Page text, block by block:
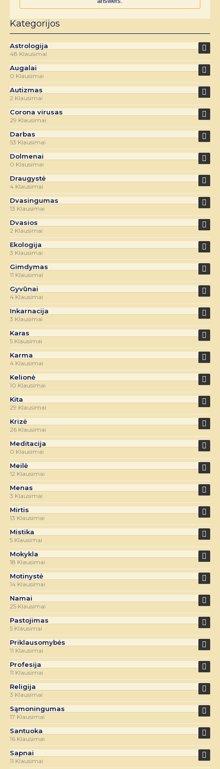
Kategorijos
Astrologija
48 Klausimai
Augalai
0 Klausimai
Autizmas
2 Klausimai
Corona virusas
29 Klausimai
Darbas
53 Klausimai
Dolmenai
0 Klausimai
Draugystė
4 Klausimai
Dvasingumas
13 Klausimai
Dvasios
2 Klausimai
Ekologija
3 Klausimai
Gimdymas
11 Klausimai
Gyvūnai
4 Klausimai
Inkarnacija
3 Klausimai
Karas
5 Klausimai
Karma
4 Klausimai
Kelionė
10 Klausimai
Kita
29 Klausimai
Krizė
26 Klausimai
Meditacija
0 Klausimai
Meilė
12 Klausimai
Menas
3 Klausimai
Mirtis
13 Klausimai
Mistika
5 Klausimai
Mokykla
18 Klausimai
Motinystė
14 Klausimai
Namai
25 Klausimai
Pastojimas
5 Klausimai
Priklausomybės
11 Klausimai
Profesija
11 Klausimai
Religija
3 Klausimai
Sąmoningumas
17 Klausimai
Santuoka
16 Klausimai
Sapnai
11 Klausimai